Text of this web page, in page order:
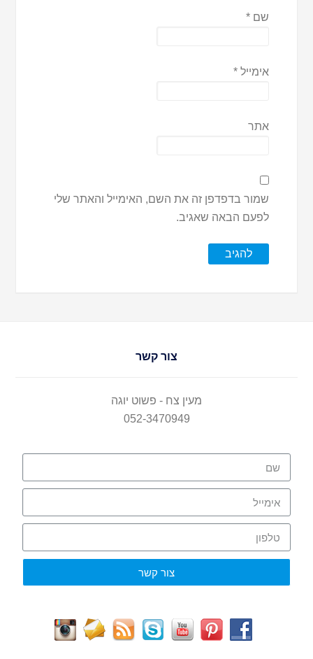
שם*
אימייל*
אתר
שמור בדפדפן זה את השם, האימייל והאתר שלי
לפעם הבאה שאגיב.
צור קשר
מעין צח - פשוט יוגה
052-3470949
צור קשר